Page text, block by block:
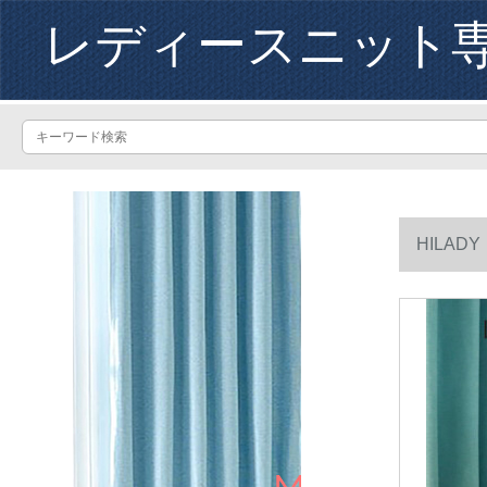
レディースニット
HILADY
ンシーを